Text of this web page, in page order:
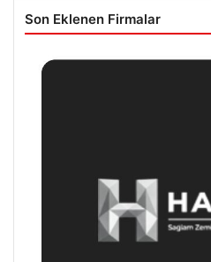
Son Eklenen Firmalar